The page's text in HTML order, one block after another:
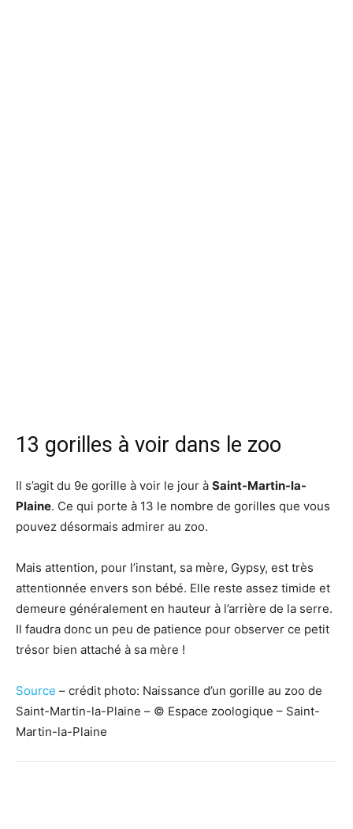
13 gorilles à voir dans le zoo
Il s’agit du 9e gorille à voir le jour à Saint-Martin-la-
Plaine. Ce qui porte à 13 le nombre de gorilles que vous
pouvez désormais admirer au zoo.
Mais attention, pour l’instant, sa mère, Gypsy, est très
attentionnée envers son bébé. Elle reste assez timide et
demeure généralement en hauteur à l’arrière de la serre.
Il faudra donc un peu de patience pour observer ce petit
trésor bien attaché à sa mère !
Source – crédit photo: Naissance d’un gorille au zoo de
Saint-Martin-la-Plaine – © Espace zoologique – Saint-
Martin-la-Plaine